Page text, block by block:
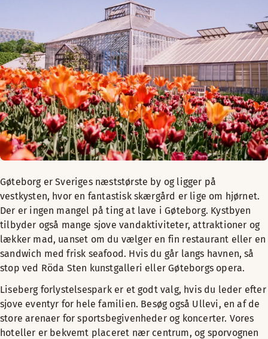
Gøteborg er Sveriges næststørste by og ligger på
vestkysten, hvor en fantastisk skærgård er lige om hjørnet.
Der er ingen mangel på ting at lave i Gøteborg. Kystbyen
tilbyder også mange sjove vandaktiviteter, attraktioner og
lækker mad, uanset om du vælger en fin restaurant eller en
sandwich med frisk seafood. Hvis du går langs havnen, så
stop ved Röda Sten kunstgalleri eller Gøteborgs opera.
Liseberg forlystelsespark er et godt valg, hvis du leder efter
sjove eventyr for hele familien. Besøg også Ullevi, en af de
store arenaer for sportsbegivenheder og koncerter. Vores
hoteller er bekvemt placeret nær centrum, og sporvognen